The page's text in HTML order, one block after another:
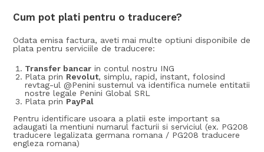
Cum pot plati pentru o traducere?
Odata emisa factura, aveti mai multe optiuni disponibile de
plata pentru serviciile de traducere:
Transfer bancar in contul nostru ING
Plata prin Revolut, simplu, rapid, instant, folosind
revtag-ul @Penini sustemul va identifica numele entitatii
nostre legale Penini Global SRL
Plata prin PayPal
Pentru identificare usoara a platii este important sa
adaugati la mentiuni numarul facturii si serviciul (ex. PG208
traducere legalizata germana romana / PG208 traducere
engleza romana)